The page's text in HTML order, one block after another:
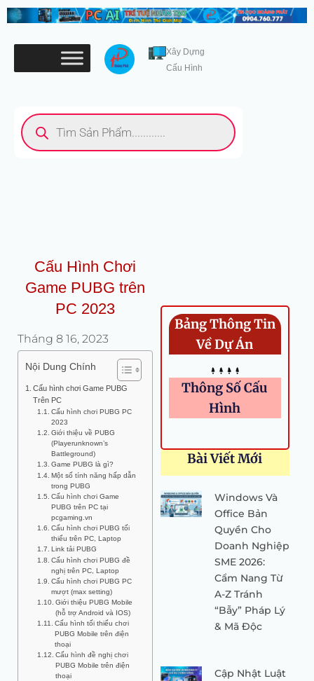
Nhảy
tới
Xây Dựng
Cấu Hình
Tìm
kiếm
sản
phẩm
Cấu Hình Chơi
Game PUBG trên
PC 2023
Tháng 8 16, 2023
Nội Dung Chính
Cấu hình chơi Game PUBG
Trên PC
Cấu hình chơi PUBG PC
2023
Giới thiệu về PUBG
(Playerunknown’s
Battleground)
Game PUBG là gì?
Một số tính năng hấp dẫn
trong PUBG
Cấu hình chơi Game
PUBG trên PC tại
pcgaming.vn
Cấu hình chơi PUBG tối
thiểu trên PC, Laptop
Link tải PUBG
Cấu hình chơi PUBG đề
nghị trên PC, Laptop
Cấu hình chơi PUBG PC
mượt (max setting)
Giới thiệu PUBG Mobile
(hỗ trợ Android và IOS)
Cấu hình tối thiểu chơi
PUBG Mobile trên điện
thoại
Cấu hình đề nghị chơi
PUBG Mobile trên điện
thoại
Bảng Thông Tin
Về Dự Án
Thông Số Cấu
Hình
Bài Viết Mới
Windows Và
Office Bản
Quyền Cho
Doanh Nghiệp
SME 2026:
Cẩm Nang Từ
A-Z Tránh
“Bẫy” Pháp Lý
& Mã Độc
Cập Nhật Luật